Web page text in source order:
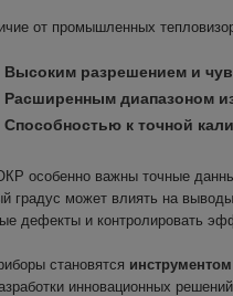
от промышленных
Высоким разрешением и
Расширенным диапазоном
Способностью к точной
особенно важны точные
градус может влиять на
дефекты и контролировать
становятся
инновационных